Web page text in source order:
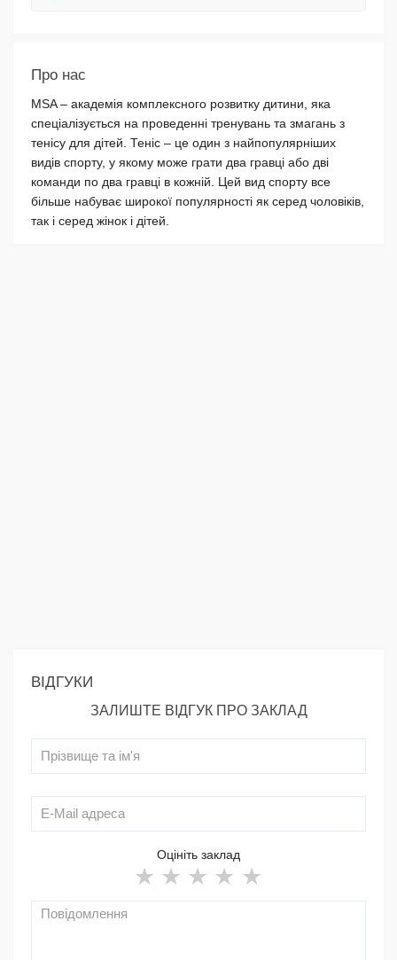
Про нас
MSA – академія комплексного розвитку дитини, яка
спеціалізується на проведенні тренувань та змагань з
тенісу для дітей. Теніс – це один з найпопулярніших
видів спорту, у якому може грати два гравці або дві
команди по два гравці в кожній. Цей вид спорту все
більше набуває широкої популярності як серед чоловіків,
так і серед жінок і дітей.
ВІДГУКИ
ЗАЛИШТЕ ВІДГУК ПРО ЗАКЛАД
Оцініть заклад